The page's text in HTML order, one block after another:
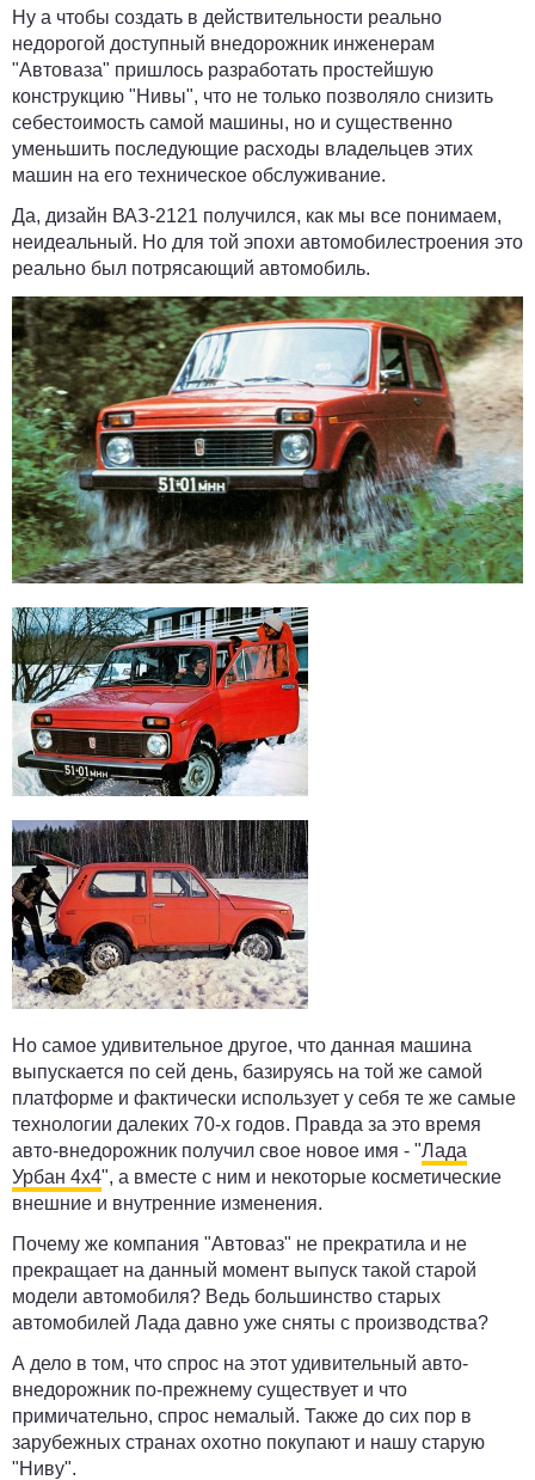
Ну а чтобы создать в действительности реально
недорогой доступный внедорожник инженерам
"Автоваза" пришлось разработать простейшую
конструкцию "Нивы", что не только позволяло снизить
себестоимость самой машины, но и существенно
уменьшить последующие расходы владельцев этих
машин на его техническое обслуживание.
Да, дизайн ВАЗ-2121 получился, как мы все понимаем,
неидеальный. Но для той эпохи автомобилестроения это
реально был потрясающий автомобиль.
Но самое удивительное другое, что данная машина
выпускается по сей день, базируясь на той же самой
платформе и фактически использует у себя те же самые
технологии далеких 70-х годов. Правда за это время
авто-внедорожник получил свое новое имя - "Лада
Урбан 4х4", а вместе с ним и некоторые косметические
внешние и внутренние изменения.
Почему же компания "Автоваз" не прекратила и не
прекращает на данный момент выпуск такой старой
модели автомобиля? Ведь большинство старых
автомобилей Лада давно уже сняты с производства?
А дело в том, что спрос на этот удивительный авто-
внедорожник по-прежнему существует и что
примичательно, спрос немалый. Также до сих пор в
зарубежных странах охотно покупают и нашу старую
"Ниву".